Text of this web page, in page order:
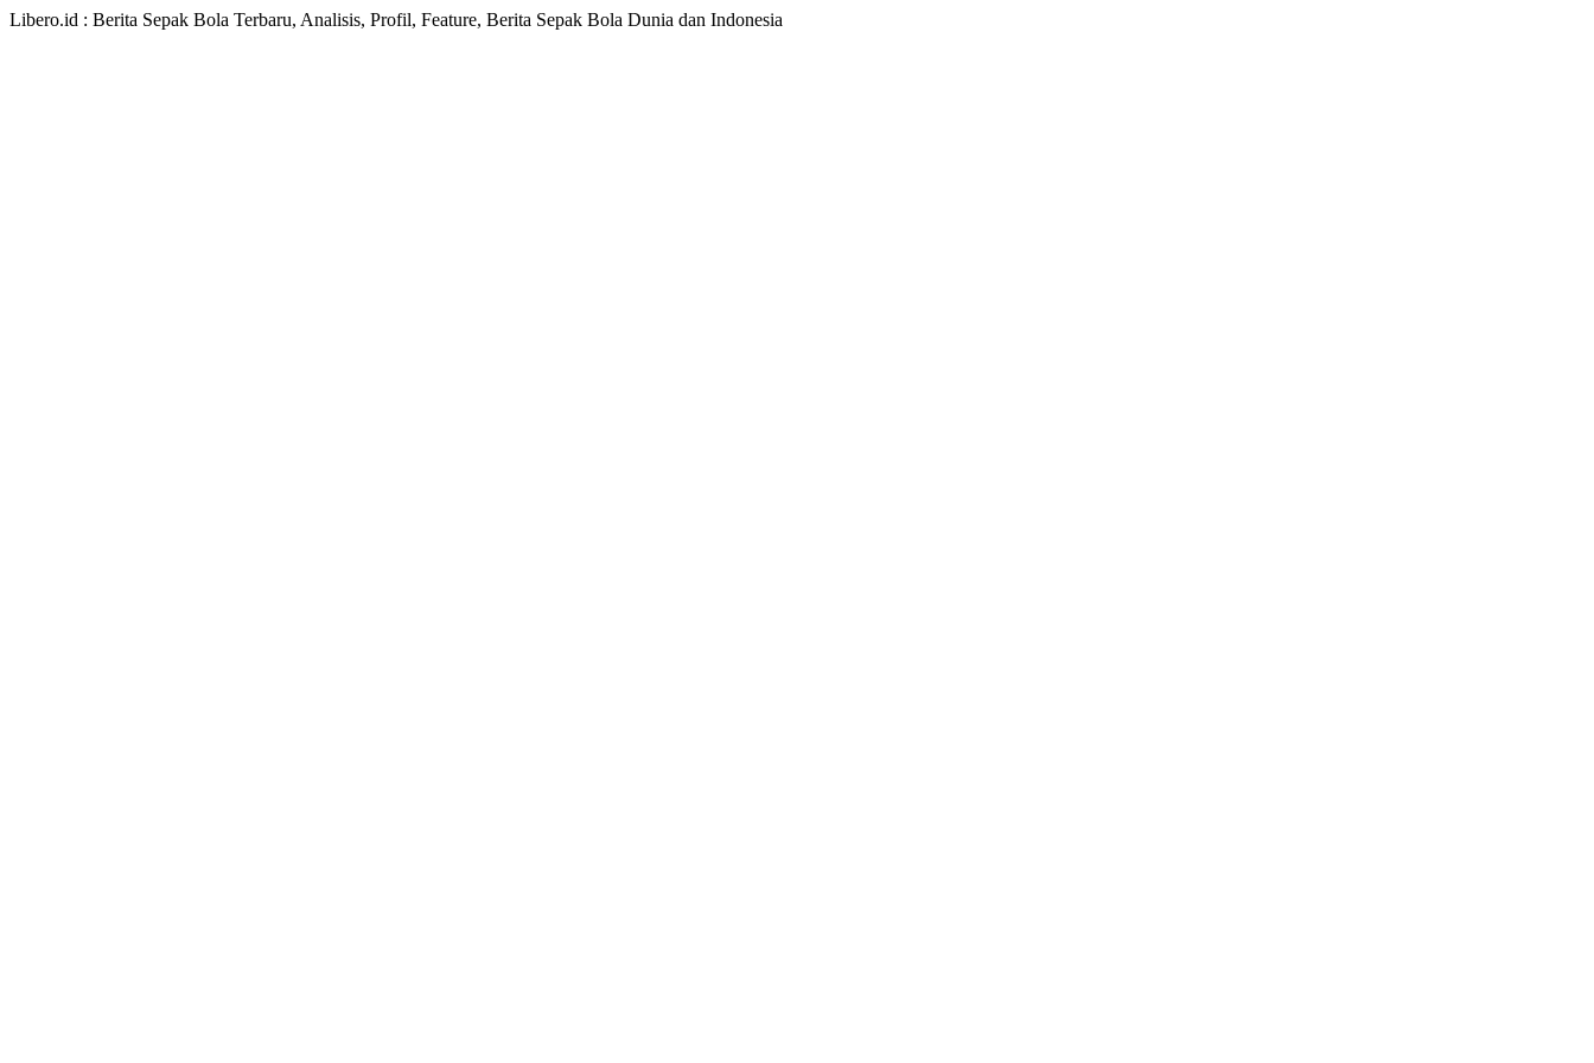
Libero.id : Berita Sepak Bola Terbaru, Analisis, Profil, Feature, Berita Sepak Bola Dunia dan Indonesia